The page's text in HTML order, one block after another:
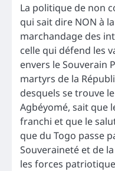
La politique de non
qui sait dire NON à
marchandage des
celle qui défend les
envers le Souverain
martyrs de la
desquels se trouve
Agbéyomé, sait que
franchi et que le
que du Togo passe
Souveraineté et de
les forces